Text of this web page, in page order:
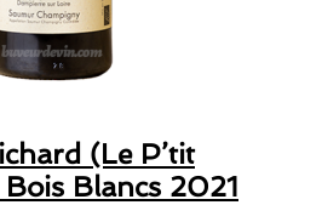
(Le P’tit
Blancs 2021